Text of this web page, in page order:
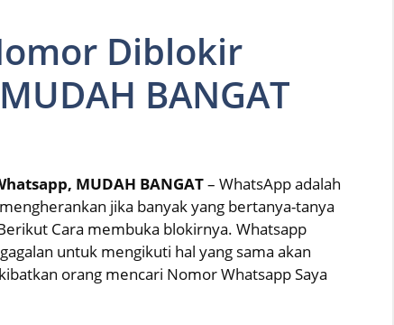
Diblokir
BANGAT
MUDAH BANGAT– WhatsApp adalah
jika banyak yang bertanya-tanya
Cara membuka blokirnya. Whatsapp
untuk mengikuti hal yang sama akan
orang mencari Nomor Whatsapp Saya